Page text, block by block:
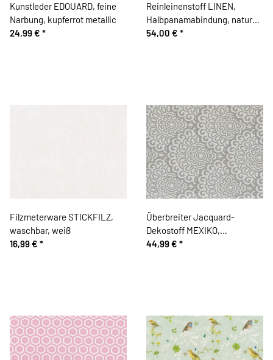
Kunstleder EDOUARD, feine
Narbung, kupferrot metallic
24,99 € *
Reinleinenstoff LINEN,
Halbpanamabindung, natur
dunkel
54,00 € *
Filzmeterware STICKFILZ,
waschbar, weiß
16,99 € *
Überbreiter Jacquard-
Dekostoff MEXIKO,
Kreisblumen, grau
44,99 € *